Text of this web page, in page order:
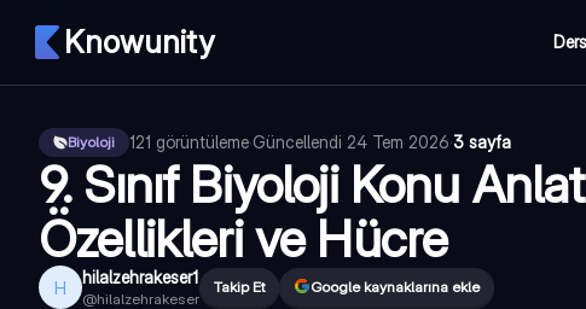
Knowunity
Biyoloji 121 görüntüleme·Güncellendi 24 Tem 2026·3 sayfa
9. Sınıf Biyoloji Konu
Özellikleri ve Hücre
H hilalzehrakeser1
@hilalzehrakeser
Takip Et Google kaynaklarına ekle